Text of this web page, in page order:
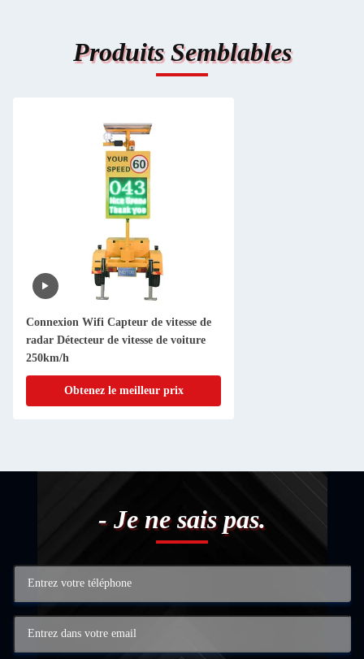
Produits Semblables
Connexion Wifi Capteur de vitesse de
radar Détecteur de vitesse de voiture
250km/h
Obtenez le meilleur prix
- Je ne sais pas.